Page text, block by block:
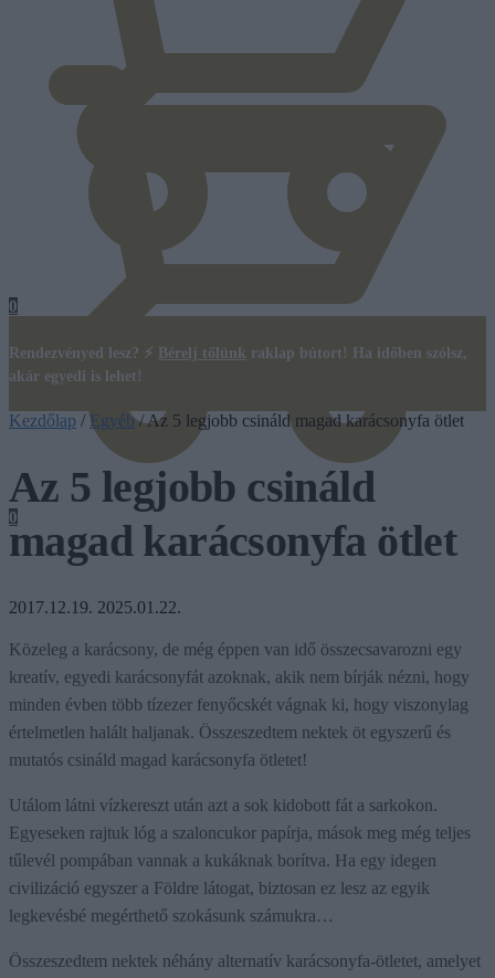
0
0
Rendezvényed lesz? ⚡ Bérelj tőlünk raklap bútort! Ha időben szólsz,
akár egyedi is lehet!
Kezdőlap / Egyéb/Az 5 legjobb csináld magad karácsonyfa ötlet
Az 5 legjobb csináld
magad karácsonyfa ötlet
2017.12.19. 2025.01.22.
Közeleg a karácsony, de még éppen van idő összecsavarozni egy
kreatív, egyedi karácsonyfát azoknak, akik nem bírják nézni, hogy
minden évben több tízezer fenyőcskét vágnak ki, hogy viszonylag
értelmetlen halált haljanak. Összeszedtem nektek öt egyszerű és
mutatós csináld magad karácsonyfa ötletet!
Utálom látni vízkereszt után azt a sok kidobott fát a sarkokon.
Egyeseken rajtuk lóg a szaloncukor papírja, mások meg még teljes
tűlevél pompában vannak a kukáknak borítva. Ha egy idegen
civilizáció egyszer a Földre látogat, biztosan ez lesz az egyik
legkevésbé megérthető szokásunk számukra…
Összeszedtem nektek néhány alternatív karácsonyfa-ötletet, amelyet